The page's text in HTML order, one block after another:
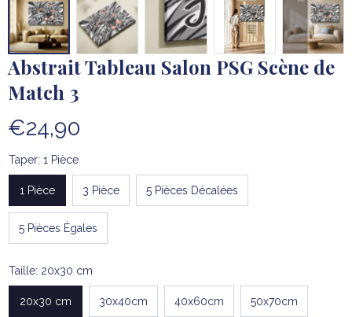
Abstrait Tableau Salon PSG Scène de
Match 3
€24,90
Taper: 1 Pièce
1 Pièce 3 Pièce 5 Pièces Décalées
5 Pièces Égales
Taille: 20x30 cm
20x30 cm 30x40cm 40x60cm 50x70cm